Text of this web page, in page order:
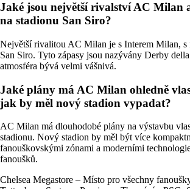
Jaké jsou největší rivalství AC Milan
na stadionu San Siro?
Největší rivalitou AC Milan je s Interem Milan, s
San Siro. Tyto zápasy jsou nazývány Derby
atmosféra bývá velmi vášnivá.
Jaké plány má AC Milan ohledně
jak by měl nový stadion vypadat?
AC Milan má dlouhodobé plány na výstavbu
stadionu. Nový stadion by měl být více
fanouškovskými zónami a moderními
fanoušků.
Chelsea Megastore – Místo pro všechny